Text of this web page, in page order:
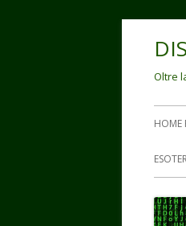
Oltre
HOME